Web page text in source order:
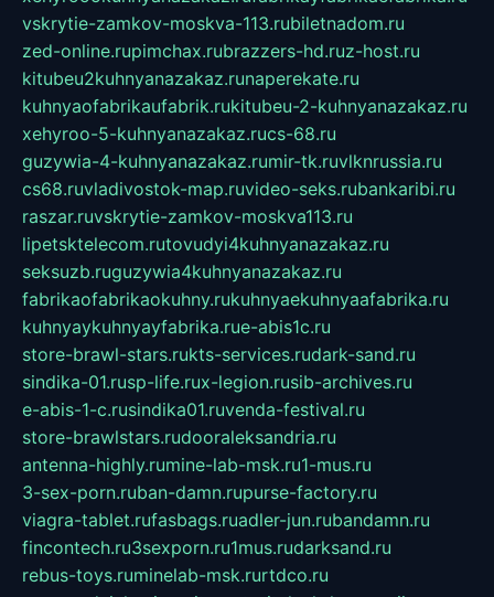
vskrytie-zamkov-moskva-113.rubiletnadom.ru
zed-online.rupimchax.rubrazzers-hd.ruz-host.ru
kitubeu2kuhnyanazakaz.runaperekate.ru
kuhnyaofabrikaufabrik.rukitubeu-2-kuhnyanazakaz.ru
xehyroo-5-kuhnyanazakaz.rucs-68.ru
guzywia-4-kuhnyanazakaz.rumir-tk.ruvlknrussia.ru
cs68.ruvladivostok-map.ruvideo-seks.rubankaribi.ru
raszar.ruvskrytie-zamkov-moskva113.ru
lipetsktelecom.rutovudyi4kuhnyanazakaz.ru
seksuzb.ruguzywia4kuhnyanazakaz.ru
fabrikaofabrikaokuhny.rukuhnyaekuhnyaafabrika.ru
kuhnyaykuhnyayfabrika.rue-abis1c.ru
store-brawl-stars.rukts-services.rudark-sand.ru
sindika-01.rusp-life.rux-legion.rusib-archives.ru
e-abis-1-c.rusindika01.ruvenda-festival.ru
store-brawlstars.rudooraleksandria.ru
antenna-highly.rumine-lab-msk.ru1-mus.ru
3-sex-porn.ruban-damn.rupurse-factory.ru
viagra-tablet.rufasbags.ruadler-jun.rubandamn.ru
fincontech.ru3sexporn.ru1mus.rudarksand.ru
rebus-toys.ruminelab-msk.rurtdco.ru